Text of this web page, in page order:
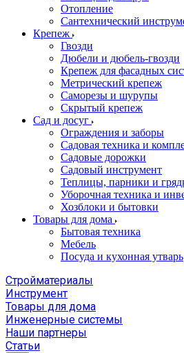
Отопление
Сантехнический
Крепеж
Гвозди
Дюбели и дюбель-гвозди
Крепеж для фасадных
Метрический крепеж
Саморезы и шурупы
Скрытый крепеж
Сад и досуг
Ограждения и заборы
Садовая техника и
Садовые дорожки
Садовый инструмент
Теплицы, парники и
Уборочная техника и
Хозблоки и бытовки
Товары для дома
Бытовая техника
Мебель
Посуда и кухонная утварь
Стройматериалы
Инструмент
Товары для дома
Инженерные системы
Наши партнеры
Статьи